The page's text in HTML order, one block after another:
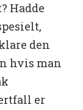
Hadde
den
hvis man
er